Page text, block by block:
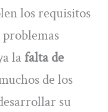
los requisitos
problemas
la falta de
de los
su